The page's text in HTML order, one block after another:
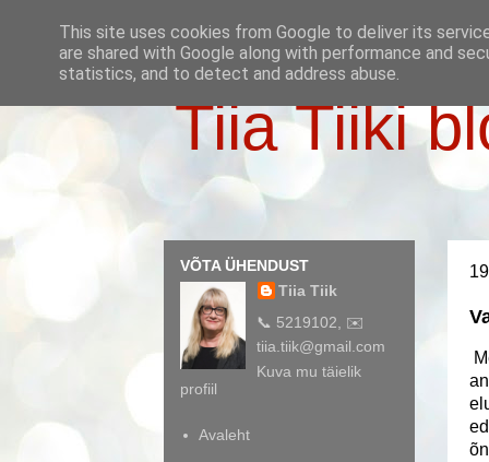
Tiia Tiiki
VÕTA ÜHENDUST
Tiia Tiik
📞 5219102, ✉️
tiia.tiik@gmail.com
Kuva mu täielik
profiil
Avaleht
This site uses cookies from Google to deliver its
are shared with Google along with performance and
statistics, and to detect and address abuse.